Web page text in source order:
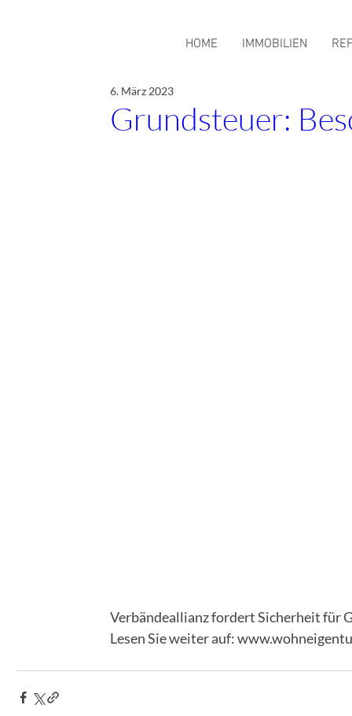
HOME IMMOBILIEN
Grundsteuer:
6. März 2023
Verbändeallianz fordert Sicherheit für
Lesen Sie weiter auf: